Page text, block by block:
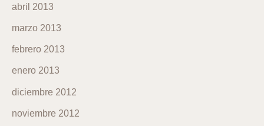
abril 2013
marzo 2013
febrero 2013
enero 2013
diciembre 2012
noviembre 2012